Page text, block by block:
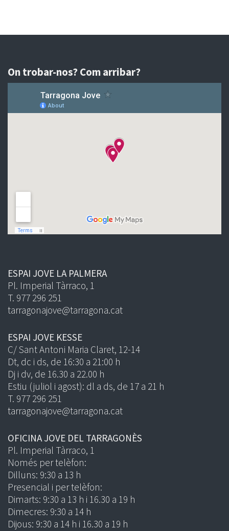
On trobar-nos? Com arribar?
ESPAI JOVE LA PALMERA
Pl. Imperial Tàrraco, 1
T. 977 296 251
tarragonajove@tarragona.cat
ESPAI JOVE KESSE
C/ Sant Antoni Maria Claret, 12-14
Dt, dc i ds, de 16:30 a 21:00 h
Dj i dv, de 16.30 a 22.00 h
Estiu (juliol i agost): dl a ds, de 17 a 21 h
T. 977 296 251
tarragonajove@tarragona.cat
OFICINA JOVE DEL TARRAGONÈS
Pl. Imperial Tàrraco, 1
Només per telèfon:
Dilluns: 9:30 a 13 h
Presencial i per telèfon:
Dimarts: 9:30 a 13 h i 16.30 a 19 h
Dimecres: 9:30 a 14 h
Dijous: 9:30 a 14 h i 16.30 a 19 h